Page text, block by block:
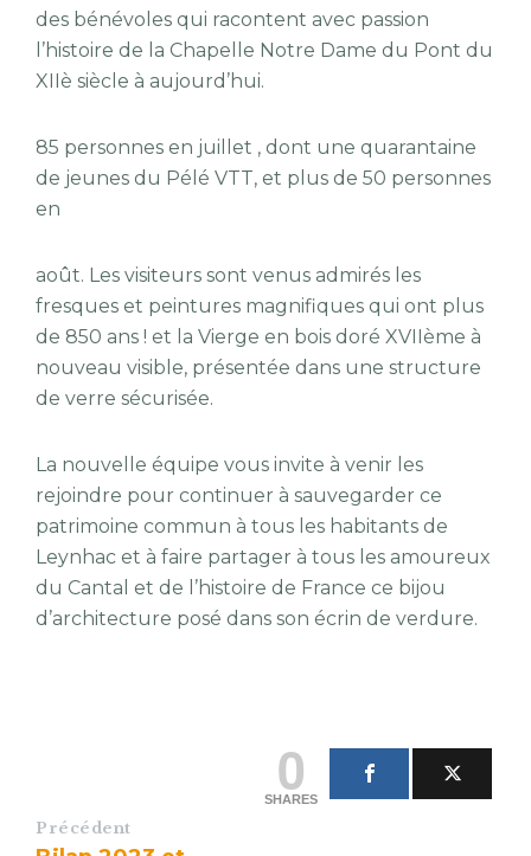
des bénévoles qui racontent avec passion
l’histoire de la Chapelle Notre Dame du Pont du
XIIè siècle à aujourd’hui.
85 personnes en juillet , dont une quarantaine
de jeunes du Pélé VTT, et plus de 50 personnes
en
août. Les visiteurs sont venus admirés les
fresques et peintures magnifiques qui ont plus
de 850 ans ! et la Vierge en bois doré XVIIème à
nouveau visible, présentée dans une structure
de verre sécurisée.
La nouvelle équipe vous invite à venir les
rejoindre pour continuer à sauvegarder ce
patrimoine commun à tous les habitants de
Leynhac et à faire partager à tous les amoureux
du Cantal et de l’histoire de France ce bijou
d’architecture posé dans son écrin de verdure.
0
SHARES
Précédent